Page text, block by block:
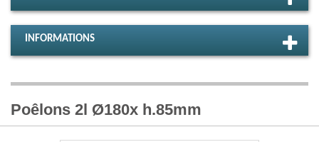
INFORMATIONS
Poêlons 2l Ø180x h.85mm